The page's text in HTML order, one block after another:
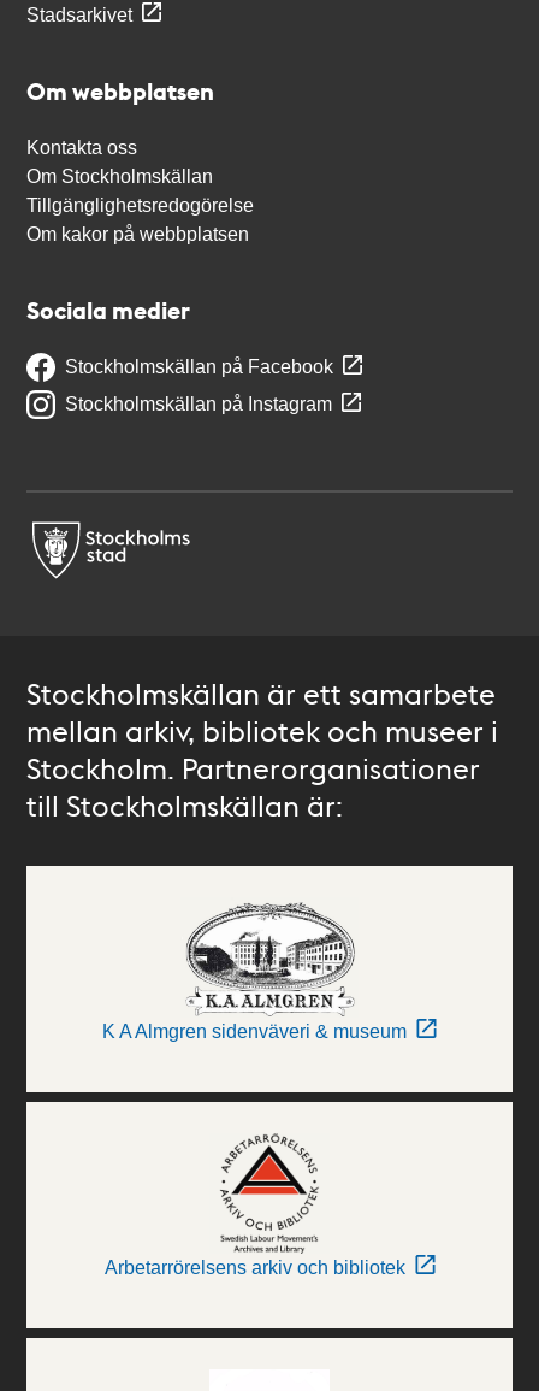
Stadsarkivet
Om webbplatsen
Kontakta oss
Om Stockholmskällan
Tillgänglighetsredogörelse
Om kakor på webbplatsen
Sociala medier
Stockholmskällan på Facebook
Stockholmskällan på Instagram
Stockholmskällan är ett samarbete
mellan arkiv, bibliotek och museer i
Stockholm. Partnerorganisationer
till Stockholmskällan är:
K A Almgren sidenväveri & museum
Arbetarrörelsens arkiv och bibliotek